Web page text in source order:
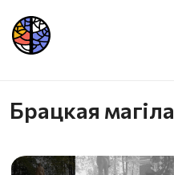
Брацкая магіла